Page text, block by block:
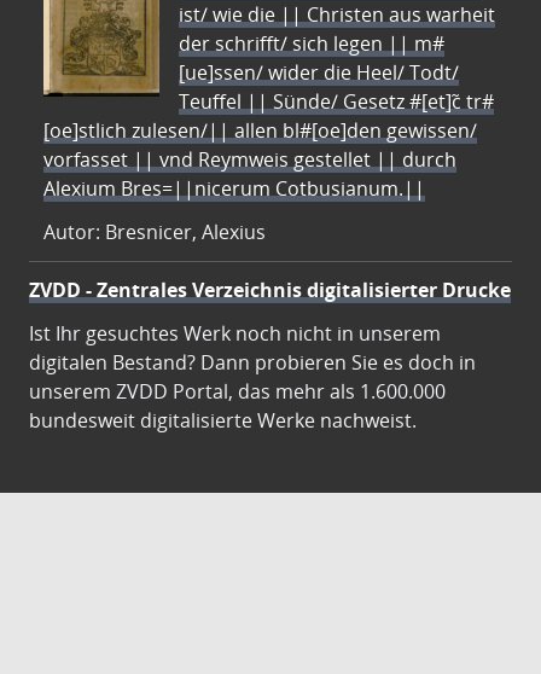
ist/ wie die || Christen aus warheit
der schrifft/ sich legen || m#
[ue]ssen/ wider die Heel/ Todt/
Teuffel || Sünde/ Gesetz #[et]c̃ tr#
[oe]stlich zulesen/|| allen bl#[oe]den gewissen/
vorfasset || vnd Reymweis gestellet || durch
Alexium Bres=||nicerum Cotbusianum.||
Autor: Bresnicer, Alexius
ZVDD - Zentrales Verzeichnis digitalisierter Drucke
Ist Ihr gesuchtes Werk noch nicht in unserem
digitalen Bestand? Dann probieren Sie es doch in
unserem ZVDD Portal, das mehr als 1.600.000
bundesweit digitalisierte Werke nachweist.